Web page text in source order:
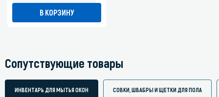
В КОРЗИНУ
Сопутствующие товары
ИНВЕНТАРЬ ДЛЯ МЫТЬЯ ОКОН СОВКИ, ШВАБРЫ И ЩЕТКИ ДЛЯ ПОЛА